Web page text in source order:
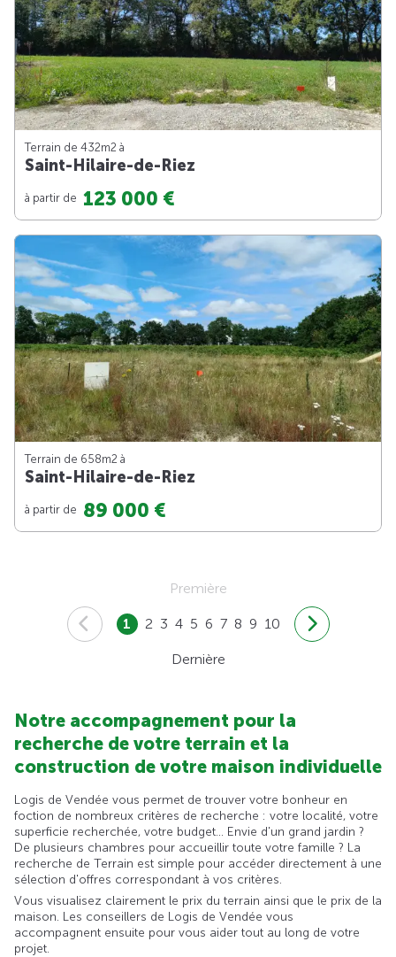
Terrain de 432m2 à
Saint-Hilaire-de-Riez
à partir de 123 000 €
Terrain de 658m2 à
Saint-Hilaire-de-Riez
à partir de 89 000 €
Première
1 2 3 4 5 6 7 8 9 10
Dernière
Notre accompagnement pour la
recherche de votre terrain et la
construction de votre maison individuelle
Logis de Vendée vous permet de trouver votre bonheur en
foction de nombreux critères de recherche : votre localité, votre
superficie recherchée, votre budget... Envie d'un grand jardin ?
De plusieurs chambres pour accueillir toute votre famille ? La
recherche de Terrain est simple pour accéder directement à une
sélection d'offres correspondant à vos critères.
Vous visualisez clairement le prix du terrain ainsi que le prix de la
maison. Les conseillers de Logis de Vendée vous
accompagnent ensuite pour vous aider tout au long de votre
projet.